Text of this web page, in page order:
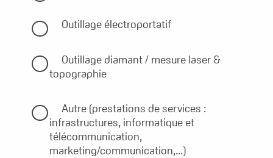
Outillage électroportatif
Outillage diamant / mesure laser &
topographie
Autre (prestations de services :
infrastructures, informatique et
télécommunication,
marketing/communication,...)